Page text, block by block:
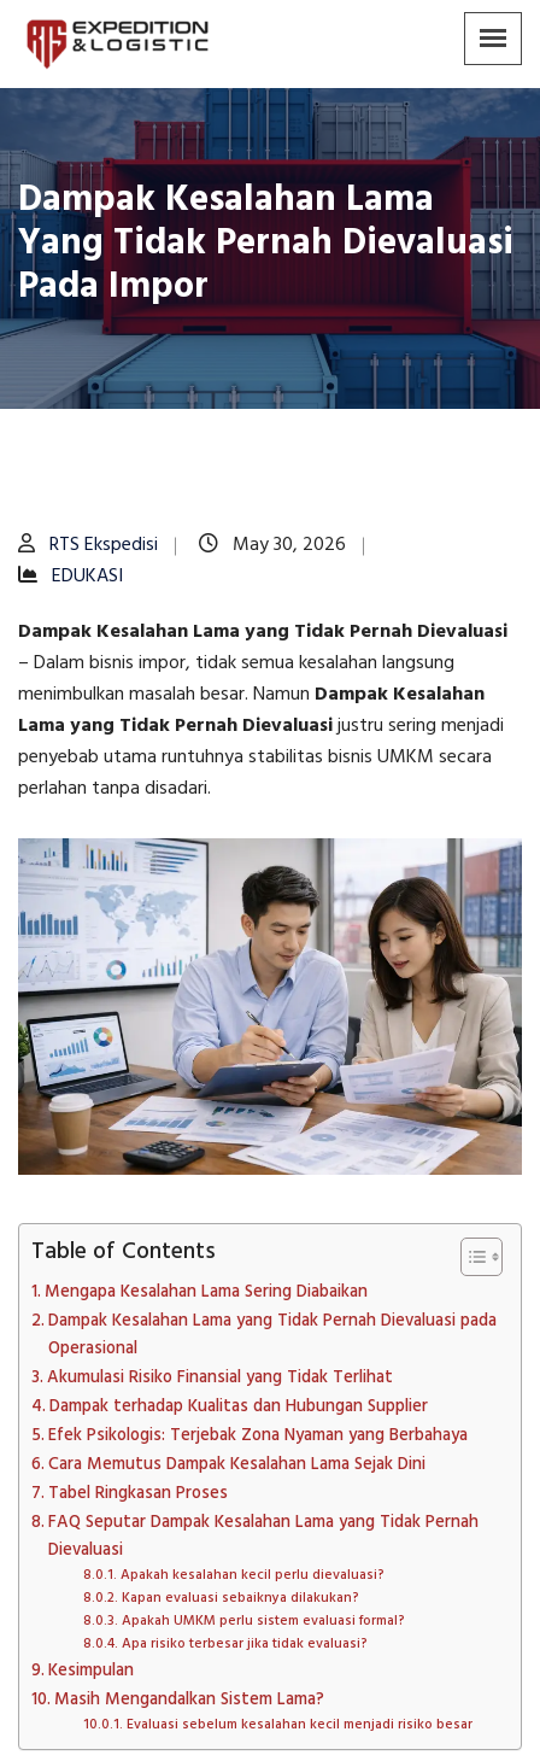
Dampak Kesalahan Lama
Yang Tidak Pernah Dievaluasi
Pada Impor
RTS Ekspedisi
May 30, 2026
EDUKASI
Dampak Kesalahan Lama yang Tidak Pernah Dievaluasi
–Dalam bisnis impor, tidak semua kesalahan langsung
menimbulkan masalah besar. Namun Dampak Kesalahan
Lama yang Tidak Pernah Dievaluasijustru sering menjadi
penyebab utama runtuhnya stabilitas bisnis UMKM secara
perlahan tanpa disadari.
Table of Contents
Mengapa Kesalahan Lama Sering Diabaikan
Dampak Kesalahan Lama yang Tidak Pernah Dievaluasi pada
Operasional
Akumulasi Risiko Finansial yang Tidak Terlihat
Dampak terhadap Kualitas dan Hubungan Supplier
Efek Psikologis: Terjebak Zona Nyaman yang Berbahaya
Cara Memutus Dampak Kesalahan Lama Sejak Dini
Tabel Ringkasan Proses
FAQ Seputar Dampak Kesalahan Lama yang Tidak Pernah
Dievaluasi
Apakah kesalahan kecil perlu dievaluasi?
Kapan evaluasi sebaiknya dilakukan?
Apakah UMKM perlu sistem evaluasi formal?
Apa risiko terbesar jika tidak evaluasi?
Kesimpulan
Masih Mengandalkan Sistem Lama?
Evaluasi sebelum kesalahan kecil menjadi risiko besar